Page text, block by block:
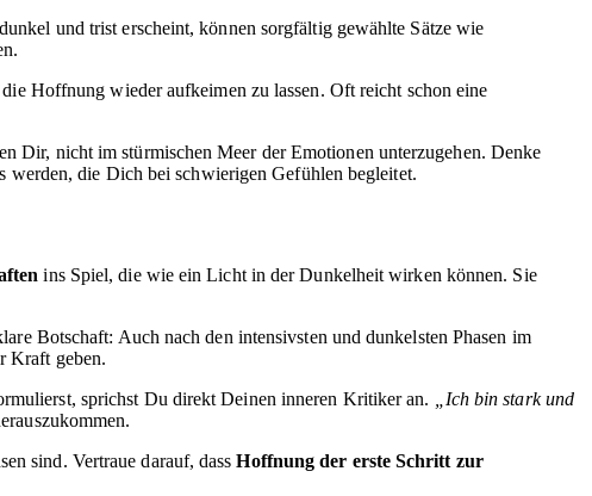
und trist erscheint, können sorgfältig gewählte Sätze wie
Hoffnung wieder aufkeimen zu lassen. Oft reicht schon eine
Dir, nicht im stürmischen Meer der Emotionen unterzugehen. Denke
werden, die Dich bei schwierigen Gefühlen begleitet.
ins Spiel, die wie ein Licht in der Dunkelheit wirken können. Sie
Botschaft: Auch nach den intensivsten und dunkelsten Phasen im
Kraft geben.
sprichst Du direkt Deinen inneren Kritiker an.
„Ich bin stark und
sind. Vertraue darauf, dassHoffnung der erste Schritt zur